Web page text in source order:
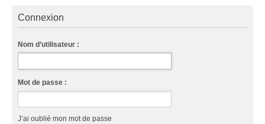
Connexion
Nom d’utilisateur :
Mot de passe :
J’ai oublié mon mot de passe